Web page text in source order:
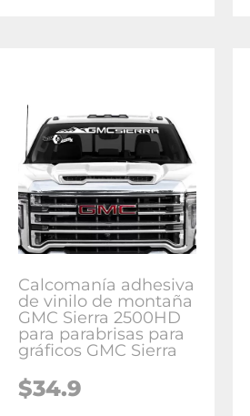
Calcomanía adhesiva
de vinilo de montaña
GMC Sierra 2500HD
para parabrisas para
gráficos GMC Sierra
$34.9